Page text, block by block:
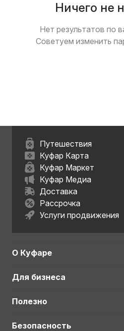
Ничего не
Нет результатов по
Советуем изменить
Путешествия
Куфар Карта
Куфар Маркет
Куфар Медиа
Доставка
Рассрочка
Услуги продвижения
О Куфаре
Для бизнеса
Полезно
Безопасность